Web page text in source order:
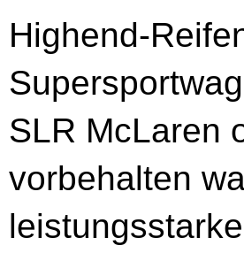
Highend-
SLR McLaren
vorbehalten